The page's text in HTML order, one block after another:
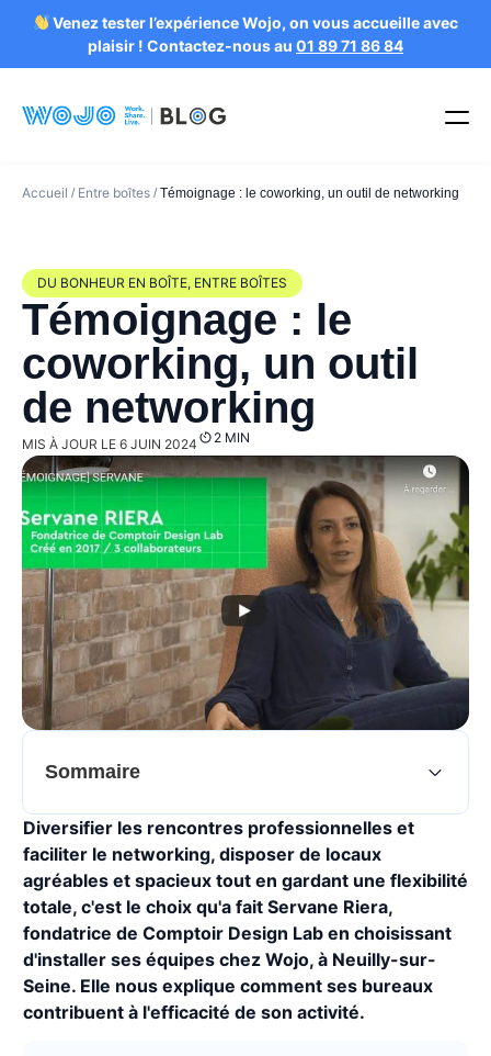
Venez tester l’expérience Wojo, on vous accueille avec
plaisir ! Contactez-nous au 01 89 71 86 84
Accueil / Entre boîtes /Témoignage : le coworking, un outil de networking
DU BONHEUR EN BOÎTE, ENTRE BOÎTES
Témoignage : le
coworking, un outil
de networking
MIS À JOUR LE 6 JUIN 2024 2 MIN
Sommaire
Diversifier les rencontres professionnelles et
faciliter le networking, disposer de locaux
agréables et spacieux tout en gardant une flexibilité
totale, c'est le choix qu'a fait Servane Riera,
fondatrice de Comptoir Design Lab en choisissant
d'installer ses équipes chez Wojo, à Neuilly-sur-
Seine. Elle nous explique comment ses bureaux
contribuent à l'efficacité de son activité.